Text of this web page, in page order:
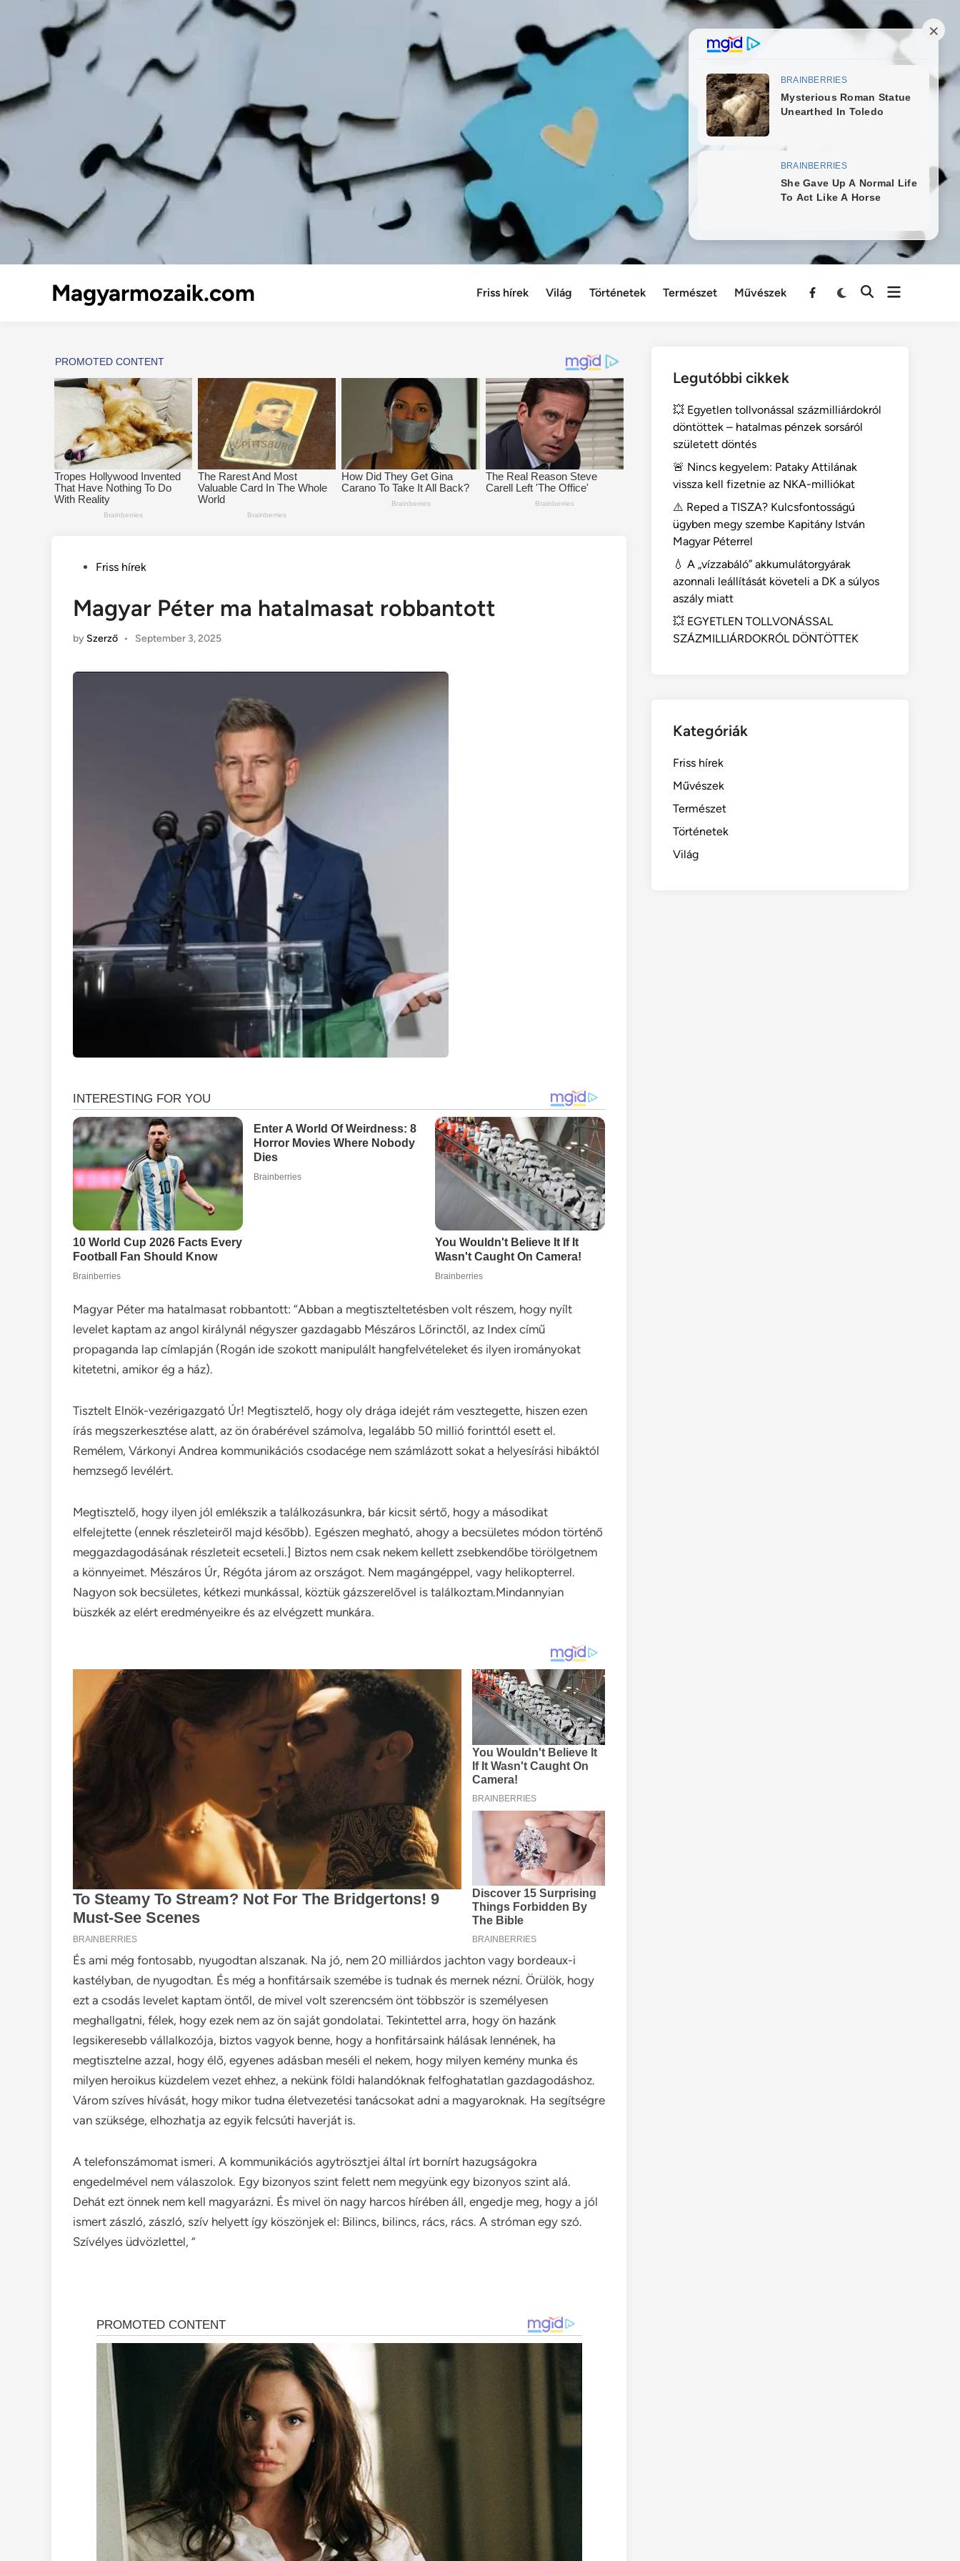
Magyarmozaik.com Friss hírek Világ Történetek Természet Művészek
Menu
PostedFriss hírek
Magyar Péter ma hatalmasat robbantott
by Szerző • September 3, 2025
Magyar Péter ma hatalmasat robbantott: “Abban a megtiszteltetésben volt részem, hogy nyílt
levelet kaptam az angol királynál négyszer gazdagabb Mészáros Lőrinctől, az Index című
propaganda lap címlapján (Rogán ide szokott manipulált hangfelvételeket és ilyen irományokat
kitetetni, amikor ég a ház).
Tisztelt Elnök-vezérigazgató Úr! Megtisztelő, hogy oly drága idejét rám vesztegette, hiszen ezen
írás megszerkesztése alatt, az ön órabérével számolva, legalább 50 millió forinttól esett el.
Remélem, Várkonyi Andrea kommunikációs csodacége nem számlázott sokat a helyesírási hibáktól
hemzsegő levélért.
Megtisztelő, hogy ilyen jól emlékszik a találkozásunkra, bár kicsit sértő, hogy a másodikat
elfelejtette (ennek részleteiről majd később). Egészen megható, ahogy a becsületes módon történő
meggazdagodásának részleteit ecseteli.] Biztos nem csak nekem kellett zsebkendőbe törölgetnem
a könnyeimet. Mészáros Úr, Régóta járom az országot. Nem magángéppel, vagy helikopterrel.
Nagyon sok becsületes, kétkezi munkással, köztük gázszerelővel is találkoztam.Mindannyian
büszkék az elért eredményeikre és az elvégzett munkára.
És ami még fontosabb, nyugodtan alszanak. Na jó, nem 20 milliárdos jachton vagy bordeaux-i
kastélyban, de nyugodtan. És még a honfitársaik szemébe is tudnak és mernek nézni. Örülök, hogy
ezt a csodás levelet kaptam öntől, de mivel volt szerencsém önt többször is személyesen
meghallgatni, félek, hogy ezek nem az ön saját gondolatai. Tekintettel arra, hogy ön hazánk
legsikeresebb vállalkozója, biztos vagyok benne, hogy a honfitársaink hálásak lennének, ha
megtisztelne azzal, hogy élő, egyenes adásban meséli el nekem, hogy milyen kemény munka és
milyen heroikus küzdelem vezet ehhez, a nekünk földi halandóknak felfoghatatlan gazdagodáshoz.
Várom szíves hívását, hogy mikor tudna életvezetési tanácsokat adni a magyaroknak. Ha segítségre
van szüksége, elhozhatja az egyik felcsúti haverját is.
A telefonszámomat ismeri. A kommunikációs agytrösztjei által írt bornírt hazugságokra
engedelmével nem válaszolok. Egy bizonyos szint felett nem megyünk egy bizonyos szint alá.
Dehát ezt önnek nem kell magyarázni. És mivel ön nagy harcos hírében áll, engedje meg, hogy a jól
ismert zászló, zászló, szív helyett így köszönjek el: Bilincs, bilincs, rács, rács. A stróman egy szó.
Szívélyes üdvözlettel, ”
Legutóbbi cikkek
💥 Egyetlen tollvonással százmilliárdokról
döntöttek – hatalmas pénzek sorsáról
született döntés
🚨 Nincs kegyelem: Pataky Attilának
vissza kell fizetnie az NKA-milliókat
⚠️ Reped a TISZA? Kulcsfontosságú
ügyben megy szembe Kapitány István
Magyar Péterrel
💧 A „vízzabáló” akkumulátorgyárak
azonnali leállítását követeli a DK a súlyos
aszály miatt
💥 EGYETLEN TOLLVONÁSSAL
SZÁZMILLIÁRDOKRÓL DÖNTÖTTEK
Kategóriák
Friss hírek
Művészek
Természet
Történetek
Világ